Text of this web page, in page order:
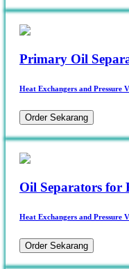
Primary Oil
Heat Exchangers and Pressure
Order Sekarang
Oil Separators for
Heat Exchangers and Pressure
Order Sekarang